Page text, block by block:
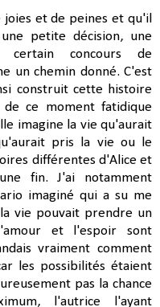
joies et de peines et qu'il
petite décision, une
concours de
un chemin donné. C'est
construit cette histoire
ce moment fatidique
imagine la vie qu'aurait
pris la vie ou le
différentes d'Alice et
fin. J'ai notamment
imaginé qui a su me
vie pouvait prendre un
et l'espoir sont
vraiment comment
les possibilités étaient
pas la chance
l'autrice l'ayant